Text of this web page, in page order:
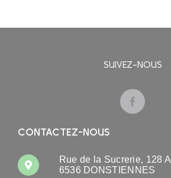
SUIVEZ-NOUS
CONTACTEZ-NOUS
Rue de la Sucrerie, 128 A
6536 DONSTIENNES